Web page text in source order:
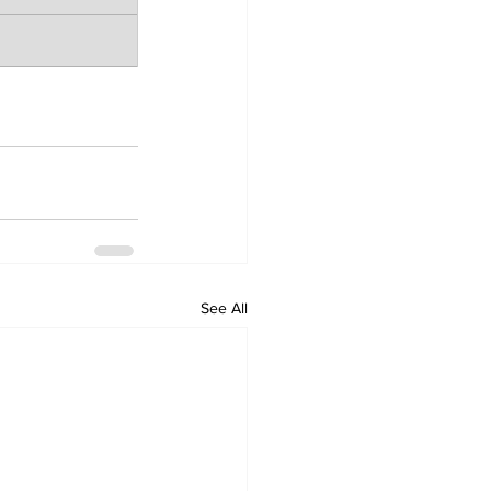
See All